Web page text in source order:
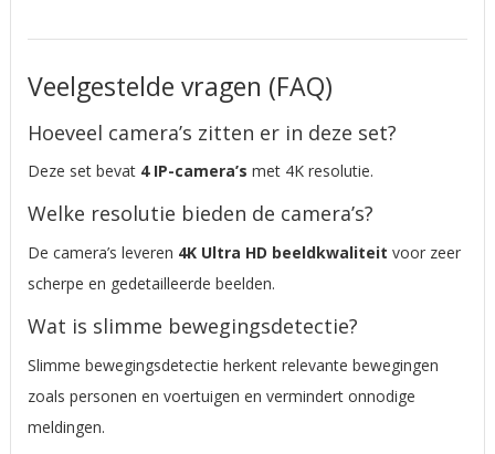
Veelgestelde vragen (FAQ)
Hoeveel camera’s zitten er in deze set?
Deze set bevat 4 IP-camera’s met 4K resolutie.
Welke resolutie bieden de camera’s?
De camera’s leveren 4K Ultra HD beeldkwaliteit voor zeer
scherpe en gedetailleerde beelden.
Wat is slimme bewegingsdetectie?
Slimme bewegingsdetectie herkent relevante bewegingen
zoals personen en voertuigen en vermindert onnodige
meldingen.